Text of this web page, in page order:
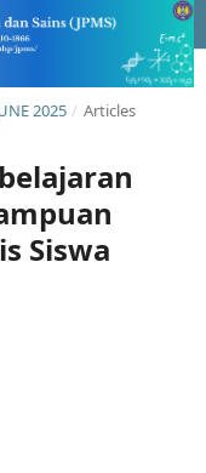
2025 / Articles
Siswa